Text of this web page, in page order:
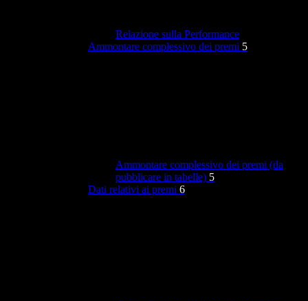
Relazione sulla Performance
Ammontare complessivo dei premi 5
Ammontare complessivo dei premi (da
pubblicare in tabelle) 5
Dati relativi ai premi 6